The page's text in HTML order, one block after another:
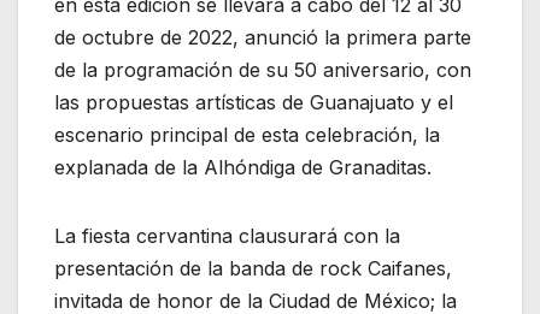
de octubre de 2022, anunció la primera parte
de la programación de su 50 aniversario, con
las propuestas artísticas de Guanajuato y el
escenario principal de esta celebración, la
explanada de la Alhóndiga de Granaditas.
La fiesta cervantina clausurará con la
presentación de la banda de rock Caifanes,
invitada de honor de la Ciudad de México; la